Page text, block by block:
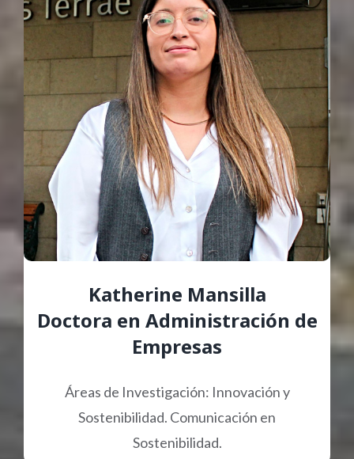
Katherine Mansilla
Doctora en Administración de
Empresas
Áreas de Investigación: Innovación y
Sostenibilidad. Comunicación en
Sostenibilidad.